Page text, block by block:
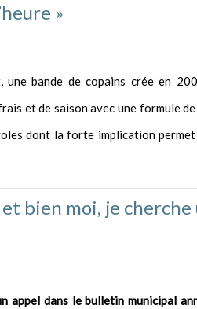
»
une bande de copains crée en
et de saison avec une formule
dont la forte implication
bien moi, je
appel dans le bulletin municipal